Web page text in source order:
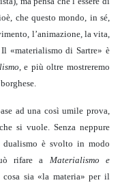
che questo mondo, in sé,
l’animazione, la vita,
«materialismo di Sartre» è
, e più oltre mostreremo
ad una così umile prova,
si vuole. Senza neppure
è svolto in modo
rifare a Materialismo e
cosa sia «la materia» per il